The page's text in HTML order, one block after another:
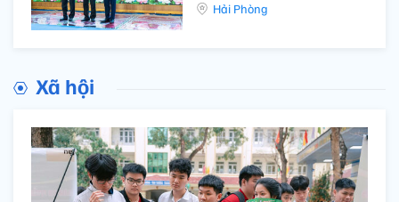
Hải Phòng
Xã hội